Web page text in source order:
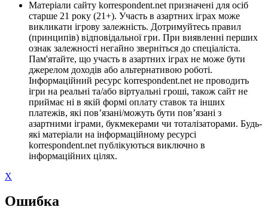
Матеріали сайту korrespondent.net призначені для осіб
старше 21 року (21+). Участь в азартних іграх може
викликати ігрову залежність. Дотримуйтесь правил
(принципів) відповідальної гри. При виявленні перших
ознак залежності негайно зверніться до спеціаліста.
Пам'ятайте, що участь в азартних іграх не може бути
джерелом доходів або альтернативою роботі.
Інформаційний ресурс korrespondent.net не проводить
ігри на реальні та/або віртуальні гроші, також сайт не
приймає ні в якій формі оплату ставок та інших
платежів, які пов’язані/можуть бути пов’язані з
азартними іграми, букмекерами чи тоталізаторами. Будь-
які матеріали на інформаційному ресурсі
korrespondent.net публікуються виключно в
інформаційних цілях.
X
Ошибка